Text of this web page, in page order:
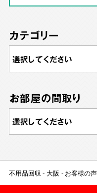
カテゴリー
お部屋の間取り
不用品回収 大阪 お客様の声